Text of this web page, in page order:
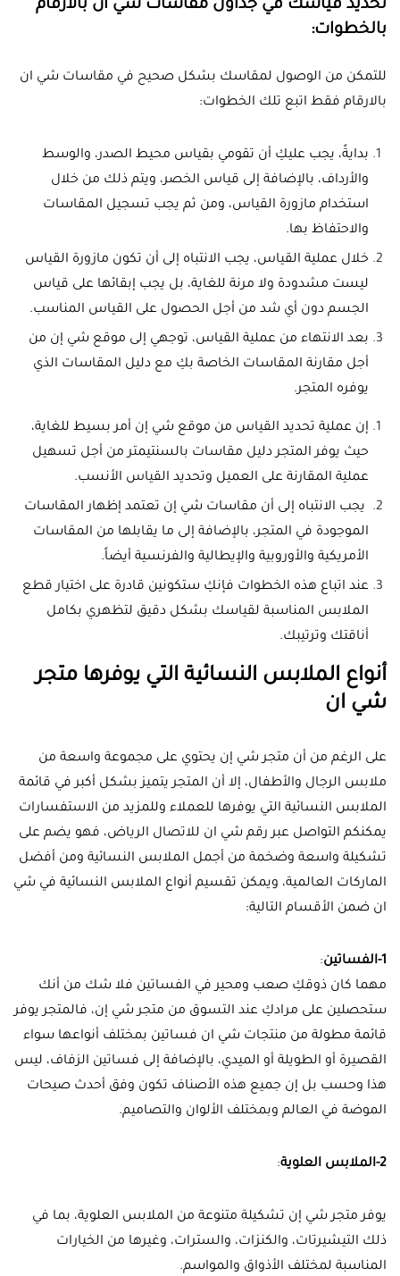
تحديد قياسك في جداول مقاسات شي ان بالارقام
بالخطوات:
للتمكن من الوصول لمقاسك بشكل صحيح في مقاسات شي ان
بالارقام فقط اتبع تلك الخطوات:
بدايةً، يجب عليكِ أن تقومي بقياس محيط الصدر، والوسط
والأرداف، بالإضافة إلى قياس الخصر، ويتم ذلك من خلال
استخدام مازورة القياس، ومن ثم يجب تسجيل المقاسات
والاحتفاظ بها.
خلال عملية القياس، يجب الانتباه إلى أن تكون مازورة القياس
ليست مشدودة ولا مرنة للغاية، بل يجب إبقائها على قياس
الجسم دون أي شد من أجل الحصول على القياس المناسب.
بعد الانتهاء من عملية القياس، توجهي إلى موقع شي إن من
أجل مقارنة المقاسات الخاصة بكِ مع دليل المقاسات الذي
يوفره المتجر.
إن عملية تحديد القياس من موقع شي إن أمر بسيط للغاية،
حيث يوفر المتجر دليل مقاسات بالسنتيمتر من أجل تسهيل
عملية المقارنة على العميل وتحديد القياس الأنسب.
يجب الانتباه إلى أن مقاسات شي إن تعتمد إظهار المقاسات
الموجودة في المتجر، بالإضافة إلى ما يقابلها من المقاسات
الأمريكية والأوروبية والإيطالية والفرنسية أيضاً.
عند اتباع هذه الخطوات فإنكِ ستكونين قادرة على اختيار قطع
الملابس المناسبة لقياسك بشكل دقيق لتظهري بكامل
أناقتك وترتيبك.
أنواع الملابس النسائية التي يوفرها متجر
شي ان
على الرغم من أن متجر شي إن يحتوي على مجموعة واسعة من
ملابس الرجال والأطفال، إلا أن المتجر يتميز بشكل أكبر في قائمة
الملابس النسائية التي يوفرها للعملاء وللمزيد من الاستفسارات
يمكنكم التواصل عبر رقم شي ان للاتصال الرياض، فهو يضم على
تشكيلة واسعة وضخمة من أجمل الملابس النسائية ومن أفضل
الماركات العالمية، ويمكن تقسيم أنواع الملابس النسائية في شي
ان ضمن الأقسام التالية:
1-الفساتين
:
مهما كان ذوقكِ صعب ومحير في الفساتين فلا شك من أنك
ستحصلين على مرادكِ عند التسوق من متجر شي إن، فالمتجر يوفر
قائمة مطولة من منتجات شي ان فساتين بمختلف أنواعها سواء
القصيرة أو الطويلة أو الميدي، بالإضافة إلى فساتين الزفاف، ليس
هذا وحسب بل إن جميع هذه الأصناف تكون وفق أحدث صيحات
الموضة في العالم وبمختلف الألوان والتصاميم.
2-الملابس العلوية :
يوفر متجر شي إن تشكيلة متنوعة من الملابس العلوية، بما في
ذلك التيشيرتات، والكنزات، والسترات، وغيرها من الخيارات
المناسبة لمختلف الأذواق والمواسم.